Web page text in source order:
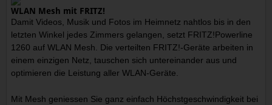
WLAN Mesh mit FRITZ!
Damit Videos, Musik und Fotos im Heimnetz nahtlos bis in den
letzten Winkel jedes Zimmers gelangen, setzt FRITZ!Powerline
1260 auf WLAN Mesh. Die verteilten FRITZ!-Geräte arbeiten in
einem einzigen Netz, tauschen sich untereinander aus und
optimieren die Leistung aller WLAN-Geräte.
Mit Mesh geniessen Sie ganz einfach Höchstgeschwindigkeit bei